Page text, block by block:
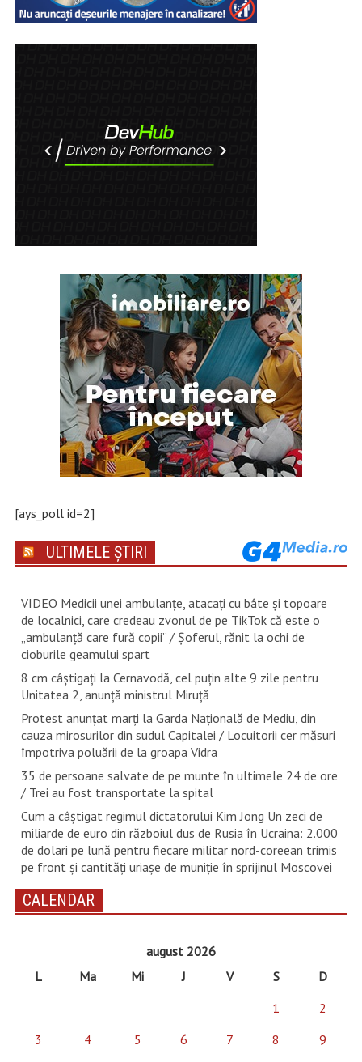
[ays_poll id=2]
ULTIMELE ȘTIRI
VIDEO Medicii unei ambulanțe, atacați cu bâte și topoare
de localnici, care credeau zvonul de pe TikTok că este o
„ambulanță care fură copii” / Șoferul, rănit la ochi de
cioburile geamului spart
8 cm câștigați la Cernavodă, cel puțin alte 9 zile pentru
Unitatea 2, anunță ministrul Miruță
Protest anunțat marți la Garda Națională de Mediu, din
cauza mirosurilor din sudul Capitalei / Locuitorii cer măsuri
împotriva poluării de la groapa Vidra
35 de persoane salvate de pe munte în ultimele 24 de ore
/ Trei au fost transportate la spital
Cum a câștigat regimul dictatorului Kim Jong Un zeci de
miliarde de euro din războiul dus de Rusia în Ucraina: 2.000
de dolari pe lună pentru fiecare militar nord-coreean trimis
pe front și cantități uriașe de muniție în sprijinul Moscovei
CALENDAR
august 2026
L
Ma Mi J V S
D
1
2
3
4 5 6 7 8
9